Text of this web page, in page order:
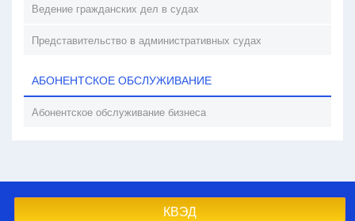
Ведение гражданских дел в судах
Представительство в административных судах
АБОНЕНТСКОЕ ОБСЛУЖИВАНИЕ
Абонентское обслуживание бизнеса
КВЭД